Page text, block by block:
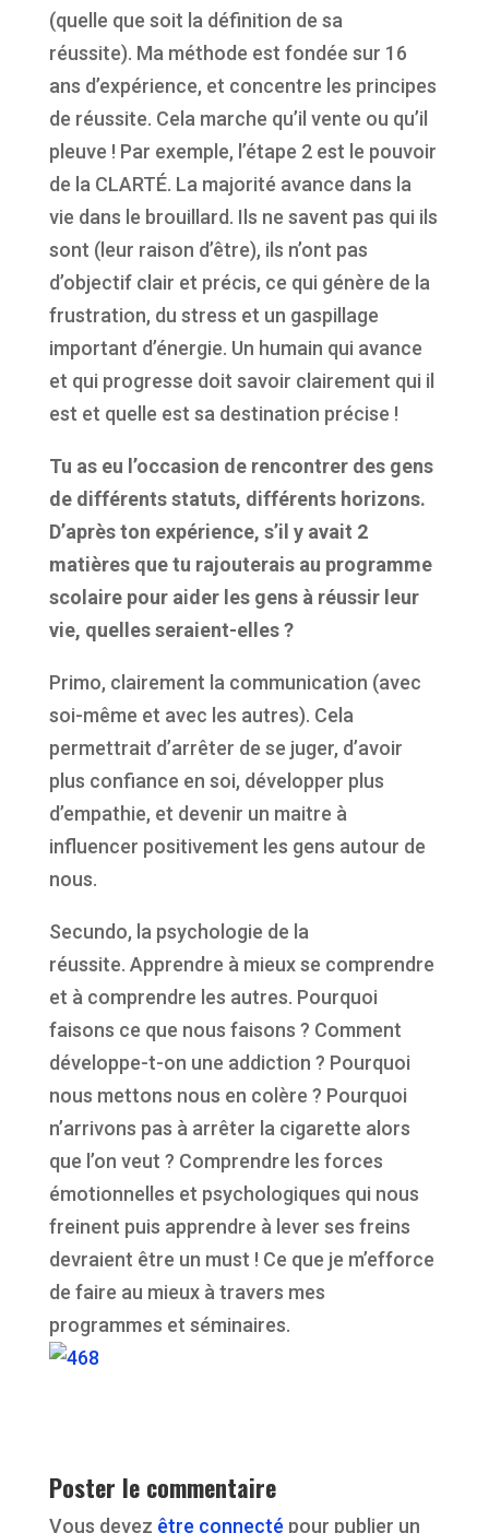
(quelle que soit la définition de sa
réussite). Ma méthode est fondée sur 16
ans d’expérience, et concentre les principes
de réussite. Cela marche qu’il vente ou qu’il
pleuve ! Par exemple, l’étape 2 est le pouvoir
de la CLARTÉ. La majorité avance dans la
vie dans le brouillard. Ils ne savent pas qui ils
sont (leur raison d’être), ils n’ont pas
d’objectif clair et précis, ce qui génère de la
frustration, du stress et un gaspillage
important d’énergie. Un humain qui avance
et qui progresse doit savoir clairement qui il
est et quelle est sa destination précise !
Tu as eu l’occasion de rencontrer des gens
de différents statuts, différents horizons.
D’après ton expérience, s’il y avait 2
matières que tu rajouterais au programme
scolaire pour aider les gens à réussir leur
vie, quelles seraient-elles ?
Primo, clairement la communication (avec
soi-même et avec les autres). Cela
permettrait d’arrêter de se juger, d’avoir
plus confiance en soi, développer plus
d’empathie, et devenir un maitre à
influencer positivement les gens autour de
nous.
Secundo, la psychologie de la
réussite. Apprendre à mieux se comprendre
et à comprendre les autres. Pourquoi
faisons ce que nous faisons ? Comment
développe-t-on une addiction ? Pourquoi
nous mettons nous en colère ? Pourquoi
n’arrivons pas à arrêter la cigarette alors
que l’on veut ? Comprendre les forces
émotionnelles et psychologiques qui nous
freinent puis apprendre à lever ses freins
devraient être un must ! Ce que je m’efforce
de faire au mieux à travers mes
programmes et séminaires.
Poster le commentaire
Vous devez être connecté pour publier un